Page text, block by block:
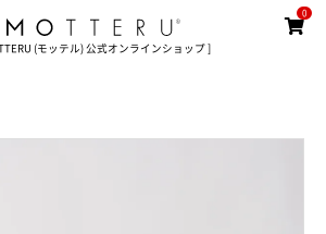
(モッテル) 公式オンラインショップ ]
0